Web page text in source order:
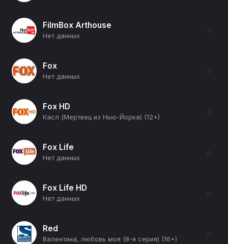
FilmBox Arthouse
Нет данных
☆
Fox
Нет данных
☆
Fox HD
Касл (Мертвец из Нью-Йорка) (12+)
☆
Fox Life
Нет данных
☆
Fox Life HD
Нет данных
☆
Red
Валентина, любовь моя (8-я серия) (16+)
☆